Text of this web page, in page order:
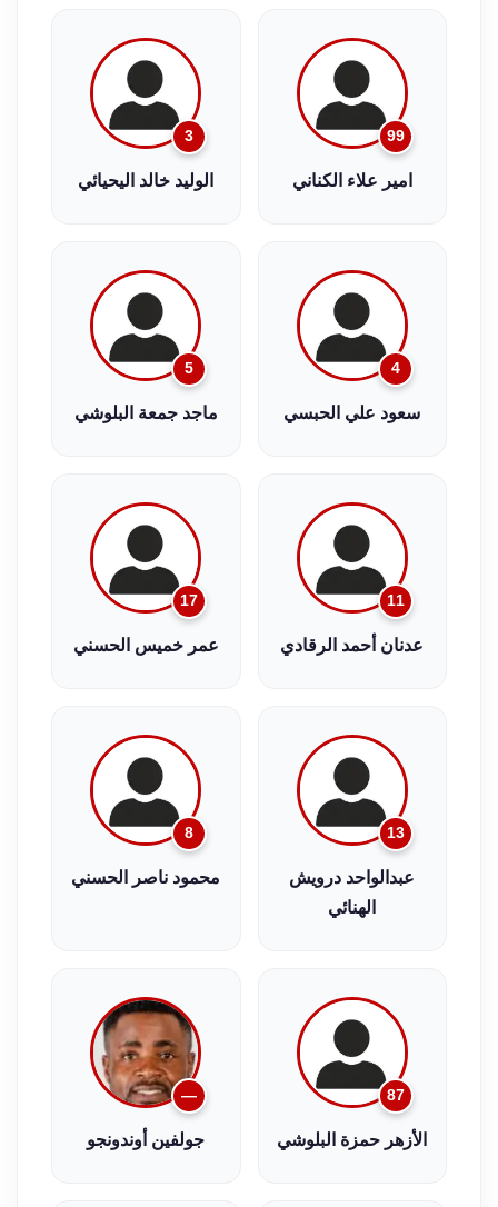
99
امير علاء الكناني
3
الوليد خالد اليحيائي
4
سعود علي الحبسي
5
ماجد جمعة البلوشي
11
عدنان أحمد الرقادي
17
عمر خميس الحسني
13
عبدالواحد درويش
الهنائي
8
محمود ناصر الحسني
87
الأزهر حمزة البلوشي
—
جولفين أوندونجو